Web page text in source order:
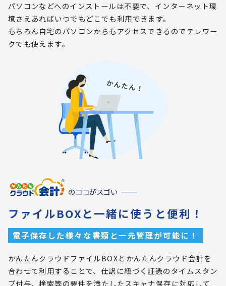
パソコンなどへのインストールは不要で、インターネット環
境さえあればいつでもどこでも利用できます。
もちろん自宅のパソコンからもアクセスできるのでテレワー
クでも使えます。
のココがスゴい
ファイルBOXと一緒に使うと便利！
電子保存した様々な書類と一元管理が可能に！
かんたんクラウドファイルBOXとかんたんクラウド会計を
合わせて利用することで、仕訳に紐づく証憑のタイムスタン
プ付与、検索等の要件を満たしたスキャナ保存に対応して